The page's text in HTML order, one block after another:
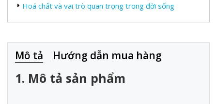
Hoá chất và vai trò quan trọng trong đời sống
Mô tả Hướng dẫn mua hàng
1. Mô tả sản phẩm